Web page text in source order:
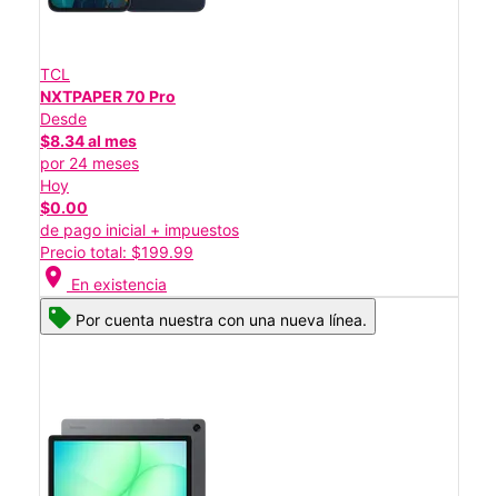
TCL
NXTPAPER 70 Pro
Desde
$8.34 al mes
por 24 meses
Hoy
$0.00
de pago inicial + impuestos
Precio total: $199.99
location_on En existencia
Por cuenta nuestra con una nueva línea.